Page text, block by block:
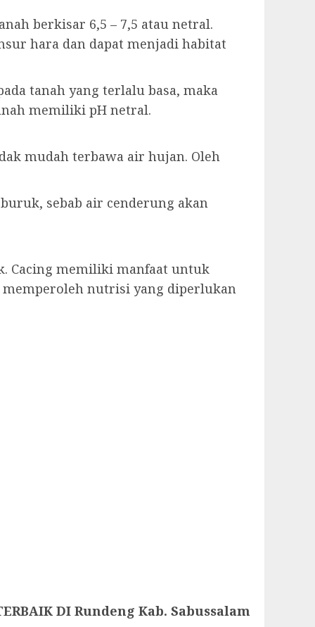
berkisar 6,5 – 7,5 atau netral.
hara dan dapat menjadi habitat
tanah yang terlalu basa, maka
memiliki pH netral.
mudah terbawa air hujan. Oleh
sebab air cenderung akan
Cacing memiliki manfaat untuk
memperoleh nutrisi yang diperlukan
DI Rundeng Kab. Sabussalam